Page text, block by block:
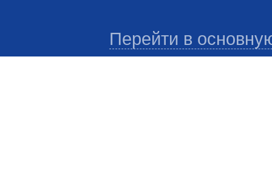
Перейти в